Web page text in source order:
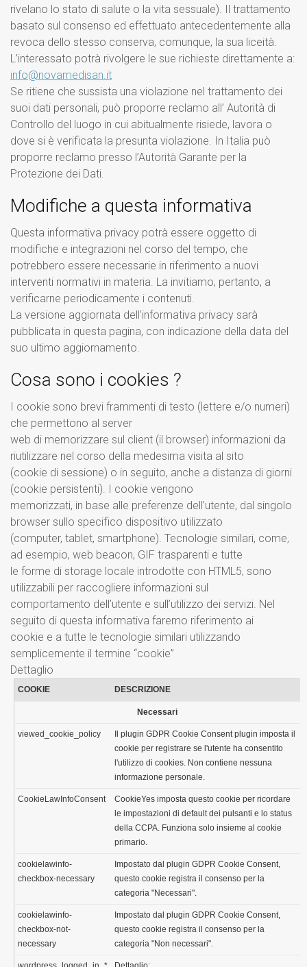
rivelano lo stato di salute o la vita sessuale). Il trattamento
basato sul consenso ed effettuato antecedentemente alla
revoca dello stesso conserva, comunque, la sua liceità.
L’interessato potrà rivolgere le sue richieste direttamente a:
info@novamedisan.it
Se ritiene che sussista una violazione nel trattamento dei
suoi dati personali, può proporre reclamo all’ Autorità di
Controllo del luogo in cui abitualmente risiede, lavora o
dove si è verificata la presunta violazione. In Italia può
proporre reclamo presso l’Autorità Garante per la
Protezione dei Dati.
Modifiche a questa informativa
Questa informativa privacy potrà essere oggetto di
modifiche e integrazioni nel corso del tempo, che
potrebbero essere necessarie in riferimento a nuovi
interventi normativi in materia. La invitiamo, pertanto, a
verificarne periodicamente i contenuti.
La versione aggiornata dell’informativa privacy sarà
pubblicata in questa pagina, con indicazione della data del
suo ultimo aggiornamento.
Cosa sono i cookies ?
I cookie sono brevi frammenti di testo (lettere e/o numeri)
che permettono al server
web di memorizzare sul client (il browser) informazioni da
riutilizzare nel corso della medesima visita al sito
(cookie di sessione) o in seguito, anche a distanza di giorni
(cookie persistenti). I cookie vengono
memorizzati, in base alle preferenze dell’utente, dal singolo
browser sullo specifico dispositivo utilizzato
(computer, tablet, smartphone). Tecnologie similari, come,
ad esempio, web beacon, GIF trasparenti e tutte
le forme di storage locale introdotte con HTML5, sono
utilizzabili per raccogliere informazioni sul
comportamento dell’utente e sull’utilizzo dei servizi. Nel
seguito di questa informativa faremo riferimento ai
cookie e a tutte le tecnologie similari utilizzando
semplicemente il termine “cookie”
Dettaglio
COOKIE DESCRIZIONE
Necessari
viewed_cookie_policy
Il plugin GDPR Cookie Consent plugin imposta il
cookie per registrare se l'utente ha consentito
l'utilizzo di cookies. Non contiene nessuna
informazione personale.
CookieLawInfoConsent
CookieYes imposta questo cookie per ricordare
le impostazioni di default dei pulsanti e lo status
della CCPA. Funziona solo insieme al cookie
primario.
cookielawinfo-
checkbox-necessary
Impostato dal plugin GDPR Cookie Consent,
questo cookie registra il consenso per la
categoria "Necessari".
cookielawinfo-
checkbox-not-
necessary
Impostato dal plugin GDPR Cookie Consent,
questo cookie registra il consenso per la
categoria "Non necessari".